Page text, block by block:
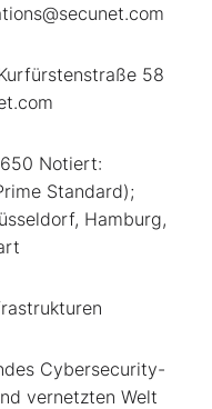
58
Notiert:
Standard);
Hamburg,
Cybersecurity-
vernetzten Welt